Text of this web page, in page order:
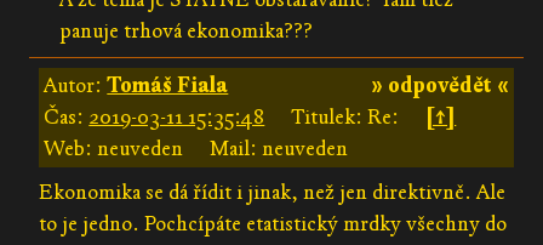
panuje trhová ekonomika???
» odpovědět «
Autor:Tomáš Fiala
Čas: 2019-03-11 15:35:48 Titulek: Re:
[↑]
Web: neuveden
Mail: neuveden
Ekonomika se dá řídit i jinak, než jen direktivně. Ale
to je jedno. Pochcípáte etatistický mrdky všechny do